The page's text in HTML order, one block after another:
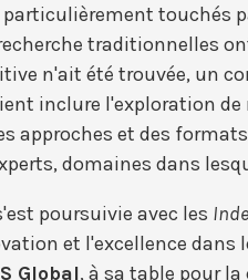
touchés
traditionnelles
n'ait été trouvée, un
inclure l'exploration
approches et des
domaines dans
poursuivie avec les
et l'excellence dans
Global, à sa table pour